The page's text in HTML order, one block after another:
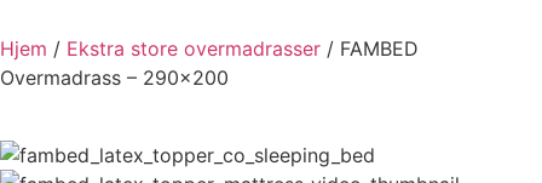
Hjem / Ekstra store overmadrasser / FAMBED
Overmadrass – 290×200